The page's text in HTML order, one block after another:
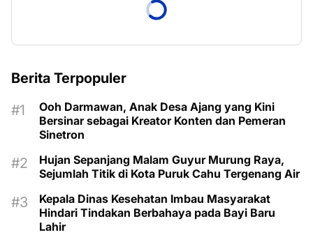
Berita Terpopuler
Ooh Darmawan, Anak Desa Ajang yang Kini
Bersinar sebagai Kreator Konten dan Pemeran
Sinetron
Hujan Sepanjang Malam Guyur Murung Raya,
Sejumlah Titik di Kota Puruk Cahu Tergenang Air
Kepala Dinas Kesehatan Imbau Masyarakat
Hindari Tindakan Berbahaya pada Bayi Baru
Lahir